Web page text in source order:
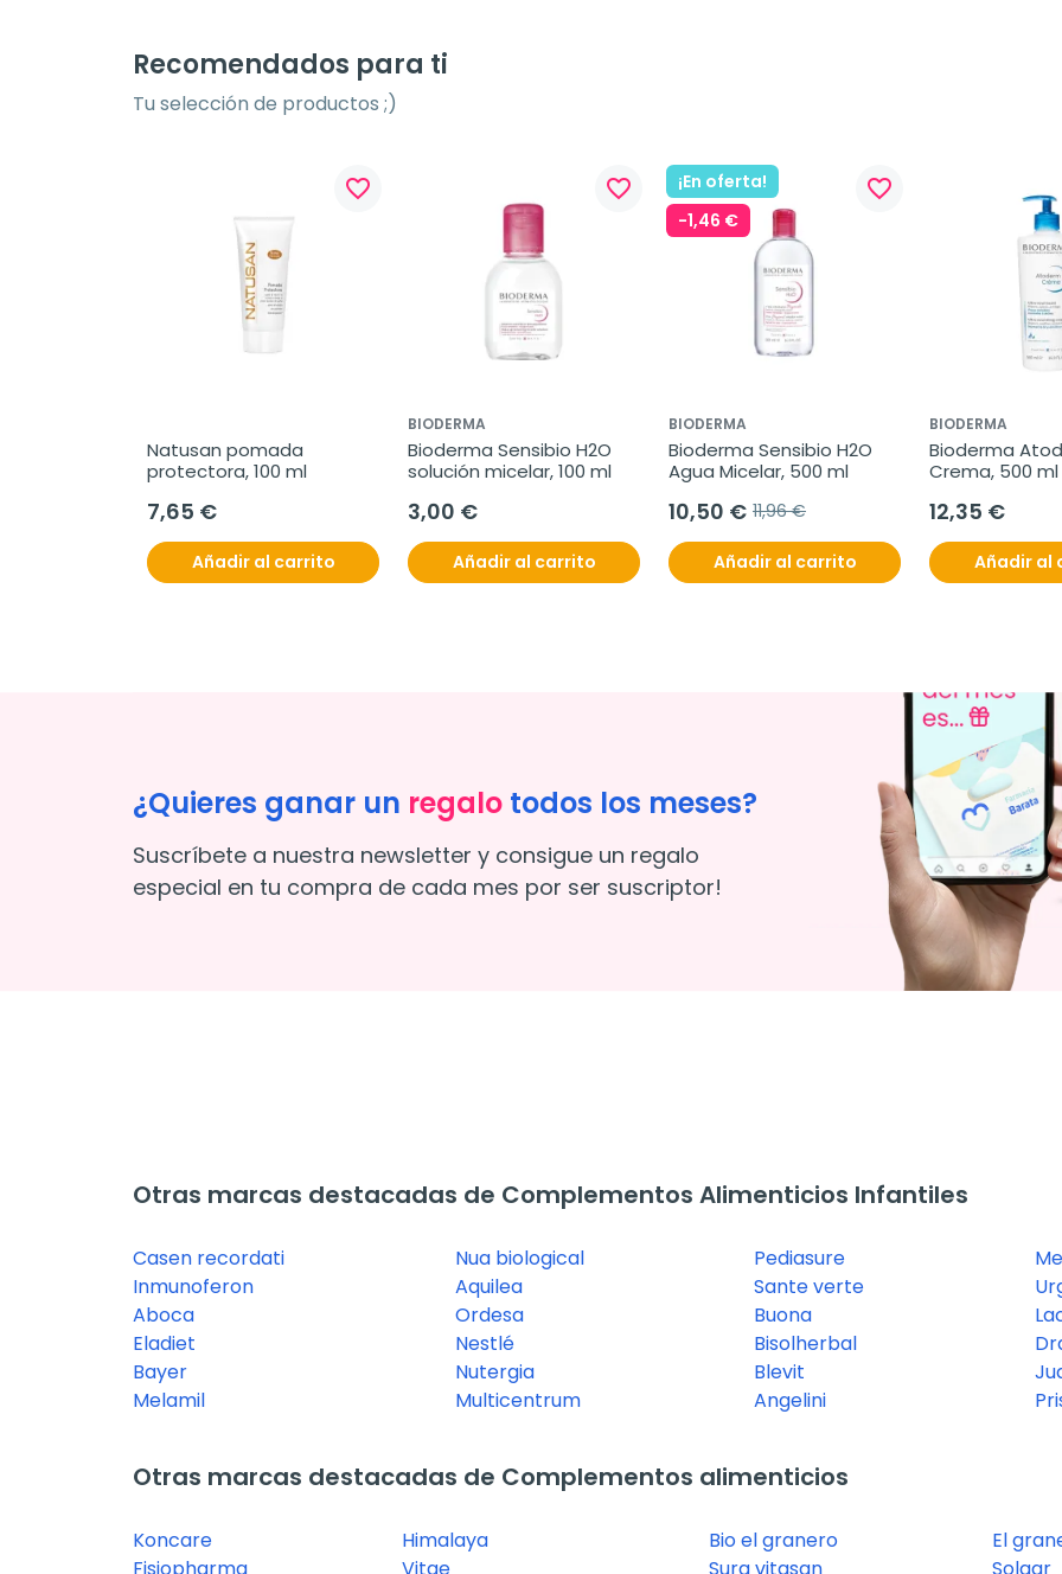
Recomendados para ti
Tu selección de productos ;)
favorite_border
Natusan pomada
protectora, 100 ml
7,65 €
Añadir al carrito
favorite_border
BIODERMA
Bioderma Sensibio H2O
solución micelar, 100 ml
3,00 €
Añadir al carrito
¡En oferta!
-1,46 €
favorite_border
BIODERMA
Bioderma Sensibio H2O
Agua Micelar, 500 ml
10,50 € 11,96 €
Añadir al carrito
BIODERMA
Bioderma
Crema, 500 ml
12,35 €
Añadir al
¿Quieres ganar un regalo todos los meses?
Suscríbete a nuestra newsletter y consigue un regalo
especial en tu compra de cada mes por ser suscriptor!
Otras marcas destacadas de Complementos Alimenticios Infantiles
Casen recordati
Inmunoferon
Aboca
Eladiet
Bayer
Melamil
Nua biological
Aquilea
Ordesa
Nestlé
Nutergia
Multicentrum
Pediasure
Sante verte
Buona
Bisolherbal
Blevit
Angelini
Otras marcas destacadas de Complementos alimenticios
Koncare
Himalaya
Bio el granero
El